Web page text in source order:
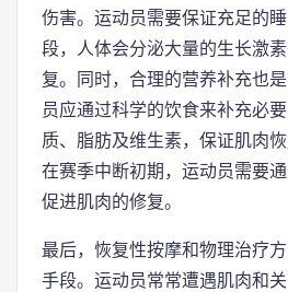
伤害。运动员需要保证充足的
段，人体会分泌大量的生长激
复。同时，合理的营养补充也
员应通过科学的饮食来补充必
质、脂肪及维生素，保证肌肉
在赛季中断初期，运动员需要
促进肌肉的修复。
最后，恢复性按摩和物理治疗
手段。运动员常常遭遇肌肉和